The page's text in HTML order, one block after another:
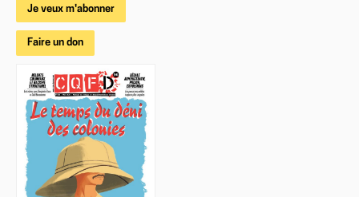
Je veux m'abonner
Faire un don